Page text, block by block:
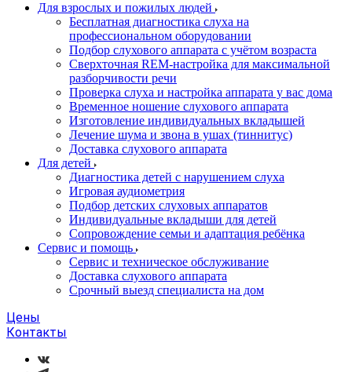
Для взрослых и пожилых людей
Бесплатная диагностика слуха на
профессиональном оборудовании
Подбор слухового аппарата с учётом возраста
Сверхточная REM-настройка для максимальной
разборчивости речи
Проверка слуха и настройка аппарата у вас дома
Временное ношение слухового аппарата
Изготовление индивидуальных вкладышей
Лечение шума и звона в ушах (тиннитус)
Доставка слухового аппарата
Для детей
Диагностика детей с нарушением слуха
Игровая аудиометрия
Подбор детских слуховых аппаратов
Индивидуальные вкладыши для детей
Сопровождение семьи и адаптация ребёнка
Сервис и помощь
Сервис и техническое обслуживание
Доставка слухового аппарата
Срочный выезд специалиста на дом
Цены
Контакты